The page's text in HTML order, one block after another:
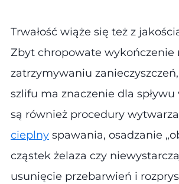
Trwałość wiąże się też z
Zbyt chropowate wykończenie
zatrzymywaniu
szlifu ma znaczenie dla spływu
są również procedury
cieplny spawania, osadzanie
cząstek żelaza czy
usunięcie przebarwień i